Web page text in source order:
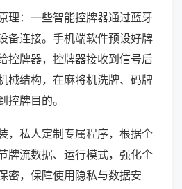
理：一些智能控牌器通过蓝牙
备连接。手机端软件预设好牌
控牌器，控牌器接收到信号后
械结构，在麻将机洗牌、码牌
控牌目的。
，私人定制专属程序，根据个
牌流数据、运行模式，强化个
密，保障使用隐私与数据安